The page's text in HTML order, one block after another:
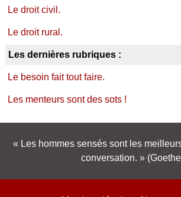
Le droit civil.
Le droit rural.
Les dernières rubriques :
Le besoin fait tout faire.
Les menteurs sont des sots !
Les hommes sensés sont les
conversation.